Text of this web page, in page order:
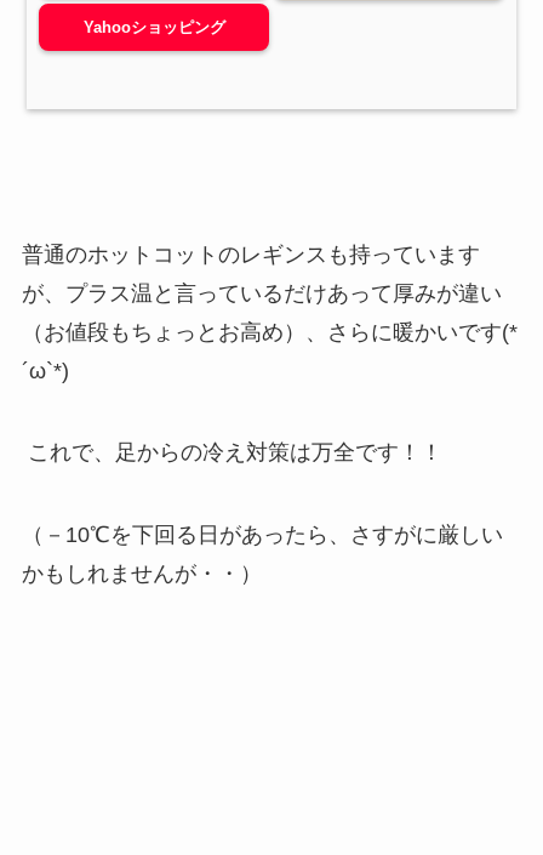
Yahooショッピング
普通のホットコットのレギンスも持っています
が、プラス温と言っているだけあって厚みが違い
（お値段もちょっとお高め）、さらに暖かいです(*
´ω`*)
これで、足からの冷え対策は万全です！！
（－10℃を下回る日があったら、さすがに厳しい
かもしれませんが・・）